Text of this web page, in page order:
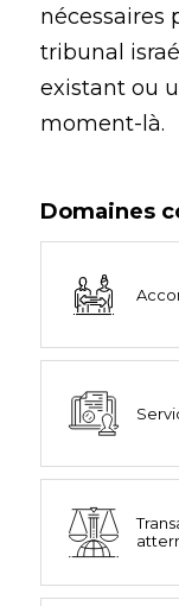
nécessaires
tribunal
existant ou
moment-là.
Domaines